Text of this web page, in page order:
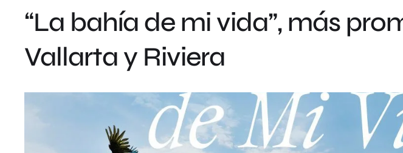
“La bahía de mi vida”, más
Vallarta y Riviera